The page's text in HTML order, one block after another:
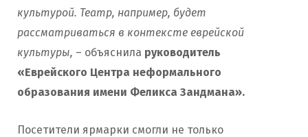
культурой. Театр, например, будет
рассматриваться в контексте еврейской
культуры, – объяснила руководитель
«Еврейского Центра неформального
образования имени Феликса Зандмана».
Посетители ярмарки смогли не только